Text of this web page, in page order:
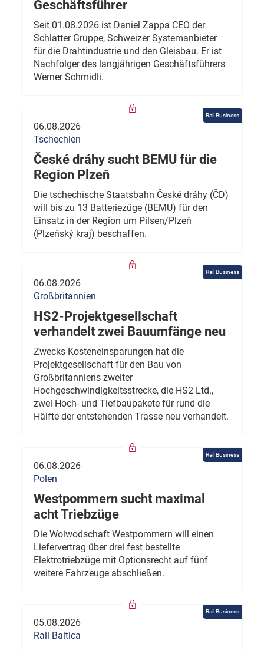
Geschäftsführer
Seit 01.08.2026 ist Daniel Zappa CEO der
Schlatter Gruppe, Schweizer Systemanbieter
für die Drahtindustrie und den Gleisbau. Er ist
Nachfolger des langjährigen Geschäftsführers
Werner Schmidli.
Rail Business
06.08.2026
Tschechien
České dráhy sucht BEMU für die
Region Plzeň
Die tschechische Staatsbahn České dráhy (ČD)
will bis zu 13 Batteriezüge (BEMU) für den
Einsatz in der Region um Pilsen/Plzeň
(Plzeňský kraj) beschaffen.
Rail Business
06.08.2026
Großbritannien
HS2-Projektgesellschaft
verhandelt zwei Bauumfänge neu
Zwecks Kosteneinsparungen hat die
Projektgesellschaft für den Bau von
Großbritanniens zweiter
Hochgeschwindigkeitsstrecke, die HS2 Ltd.,
zwei Hoch- und Tiefbaupakete für rund die
Hälfte der entstehenden Trasse neu verhandelt.
Rail Business
06.08.2026
Polen
Westpommern sucht maximal
acht Triebzüge
Die Woiwodschaft Westpommern will einen
Liefervertrag über drei fest bestellte
Elektrotriebzüge mit Optionsrecht auf fünf
weitere Fahrzeuge abschließen.
Rail Business
05.08.2026
Rail Baltica